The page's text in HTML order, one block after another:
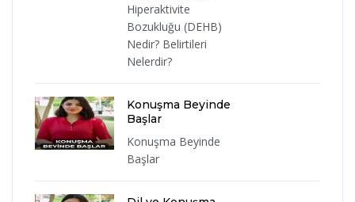
Hiperaktivite
Bozukluğu (DEHB)
Nedir? Belirtileri
Nelerdir?
Konuşma Beyinde
Başlar
Konuşma Beyinde
Başlar